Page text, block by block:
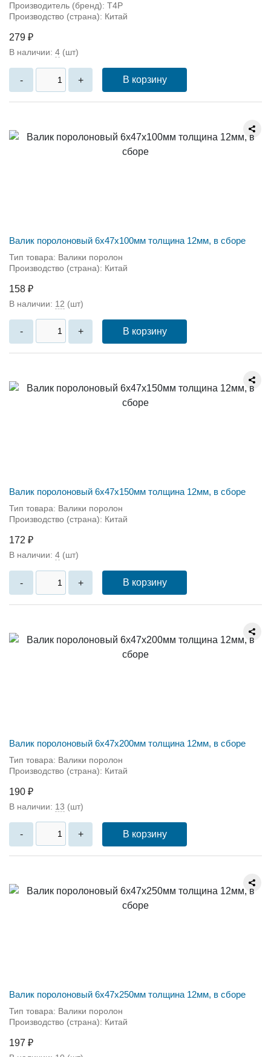
Производитель (бренд): T4P
Производство (страна): Китай
279 ₽
В наличии: 4 (шт)
- + В корзину
Валик поролоновый 6x47x100мм толщина 12мм, в сборе
Тип товара: Валики поролон
Производство (страна): Китай
158 ₽
В наличии: 12 (шт)
- + В корзину
Валик поролоновый 6x47x150мм толщина 12мм, в сборе
Тип товара: Валики поролон
Производство (страна): Китай
172 ₽
В наличии: 4 (шт)
- + В корзину
Валик поролоновый 6x47x200мм толщина 12мм, в сборе
Тип товара: Валики поролон
Производство (страна): Китай
190 ₽
В наличии: 13 (шт)
- + В корзину
Валик поролоновый 6x47x250мм толщина 12мм, в сборе
Тип товара: Валики поролон
Производство (страна): Китай
197 ₽